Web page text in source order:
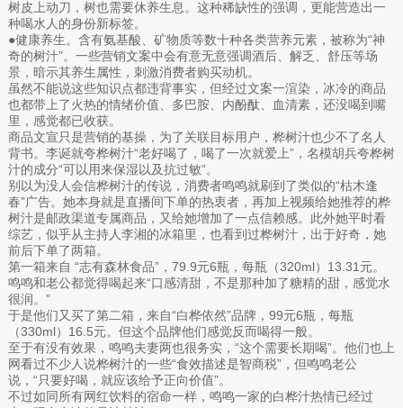
树皮上动刀，树也需要休养生息。这种稀缺性的强调，更能营造出一
种喝水人的身份新标签。
●健康养生。含有氨基酸、矿物质等数十种各类营养元素，被称为“神
奇的树汁”。一些营销文案中会有意无意强调酒后、解乏、舒压等场
景，暗示其养生属性，刺激消费者购买动机。
虽然不能说这些知识点都违背事实，但经过文案一渲染，冰冷的商品
也都带上了火热的情绪价值、多巴胺、内酚酞、血清素，还没喝到嘴
里，感觉都已收获。
商品文宣只是营销的基操，为了关联目标用户，桦树汁也少不了名人
背书。李诞就夸桦树汁“老好喝了，喝了一次就爱上”，名模胡兵夸桦树
汁的成分“可以用来保湿以及抗过敏”。
别以为没人会信桦树汁的传说，消费者鸣鸣就刷到了类似的“枯木逢
春”广告。她本身就是直播间下单的热衷者，再加上视频给她推荐的桦
树汁是邮政渠道专属商品，又给她增加了一点信赖感。此外她平时看
综艺，似乎从主持人李湘的冰箱里，也看到过桦树汁，出于好奇，她
前后下单了两箱。
第一箱来自 “志有森林食品”，79.9元6瓶，每瓶（320ml）13.31元。
鸣鸣和老公都觉得喝起来“口感清甜，不是那种加了糖精的甜，感觉水
很润。”
于是他们又买了第二箱，来自“白桦依然”品牌，99元6瓶，每瓶
（330ml）16.5元。但这个品牌他们感觉反而喝得一般。
至于有没有效果，鸣鸣夫妻两也很务实，“这个需要长期喝”。他们也上
网看过不少人说桦树汁的一些“食效描述是智商税”，但鸣鸣老公
说，“只要好喝，就应该给予正向价值”。
不过如同所有网红饮料的宿命一样，鸣鸣一家的白桦汁热情已经过